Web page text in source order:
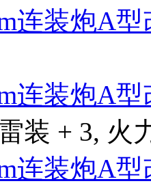
连装炮A型
连装炮A型
装 + 3, 火
连装炮A型